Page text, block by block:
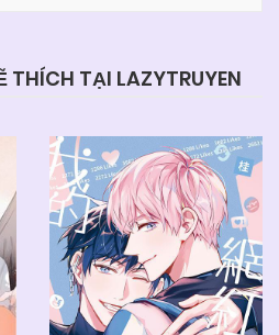
THÍCH TẠI LAZYTRUYEN